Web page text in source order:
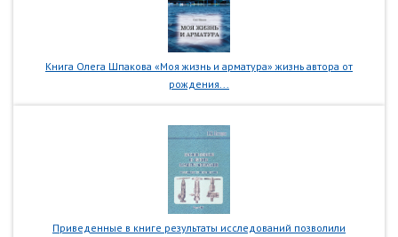
Книга Олега Шпакова «Моя жизнь и арматура» жизнь автора от
рождения...
Приведенные в книге результаты исследований позволили